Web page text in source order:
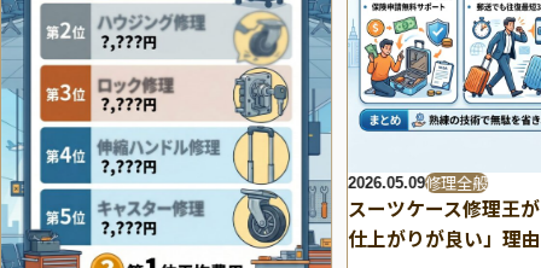
2026.05.09修理全般
スーツケース修理王
仕上がりが良い」理